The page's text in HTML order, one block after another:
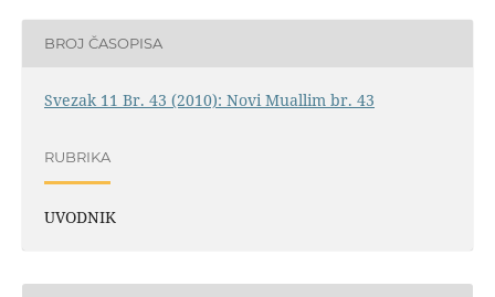
BROJ ČASOPISA
Svezak 11 Br. 43 (2010): Novi Muallim br. 43
RUBRIKA
UVODNIK